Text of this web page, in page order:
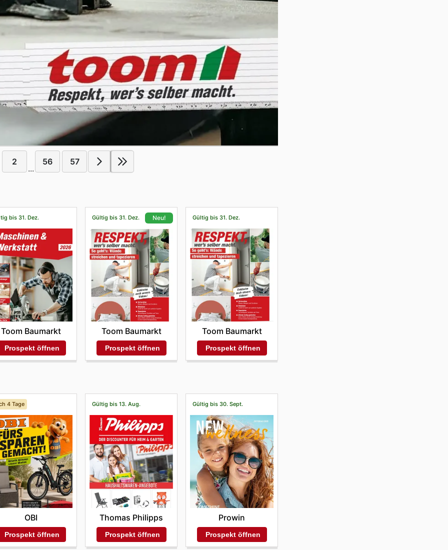
2
...
56 57
bis 31. Dez.
Toom Baumarkt
Prospekt öffnen
Gültig bis 31. Dez. Neu!
Toom Baumarkt
Prospekt öffnen
Gültig bis 31. Dez.
Toom Baumarkt
Prospekt öffnen
4 Tage
OBI
Prospekt öffnen
Gültig bis 13. Aug.
Thomas Philipps
Prospekt öffnen
Gültig bis 30. Sept.
Prowin
Prospekt öffnen